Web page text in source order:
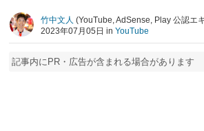
竹中文人 (YouTube, AdSense, Play 公認エ
2023年07月05日 in YouTube
記事内にPR・広告が含まれる場合があります